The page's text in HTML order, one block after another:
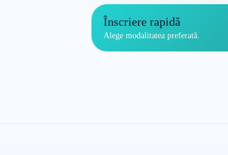
Înscriere rapidă
Alege modalitatea preferată.